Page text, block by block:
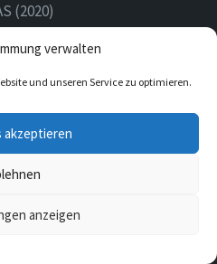
verwalten
und unseren Service zu optimieren.
akzeptieren
anzeigen
(2020)
(2020)